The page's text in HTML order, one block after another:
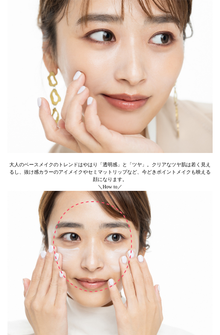
大人のベースメイクのトレンドはやはり「透明感」と「ツヤ」。クリアなツヤ肌は若く見え
るし、抜け感カラーのアイメイクやセミマットリップなど、今どきポイントメイクも映える
顔になります。
＼How to／